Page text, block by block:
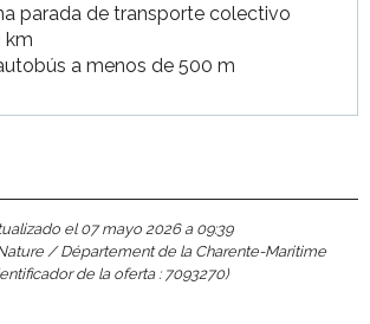
parada de transporte colectivo
km
a menos de 500 m
el 07 mayo 2026 a 09:39
/ Département de la Charente-Maritime
de la oferta : 7093270)